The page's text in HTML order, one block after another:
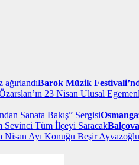
Barok Müzik